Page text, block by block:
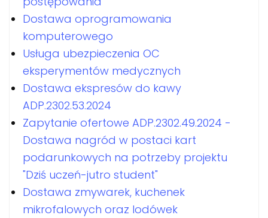
Dostawa oprogramowania
komputerowego
Usługa ubezpieczenia OC
eksperymentów medycznych
Dostawa ekspresów do kawy
ADP.2302.53.2024
Zapytanie ofertowe ADP.2302.49.2024 -
Dostawa nagród w postaci kart
podarunkowych na potrzeby projektu
"Dziś uczeń-jutro student"
Dostawa zmywarek, kuchenek
mikrofalowych oraz lodówek